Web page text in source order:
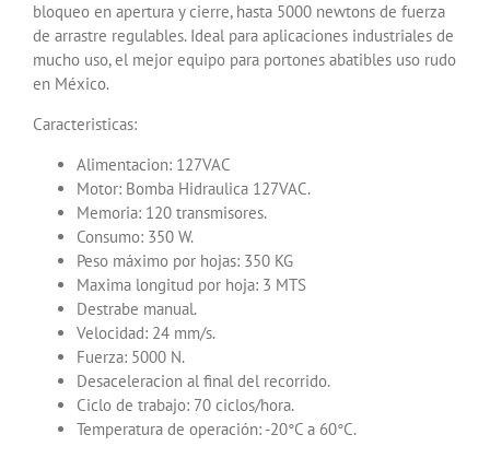
bloqueo en apertura y cierre, hasta 5000 newtons de fuerza
de arrastre regulables. Ideal para aplicaciones industriales de
mucho uso, el mejor equipo para portones abatibles uso rudo
en México.
Caracteristicas:
Alimentacion: 127VAC
Motor: Bomba Hidraulica 127VAC.
Memoria: 120 transmisores.
Consumo: 350 W.
Peso máximo por hojas: 350 KG
Maxima longitud por hoja: 3 MTS
Destrabe manual.
Velocidad: 24 mm/s.
Fuerza: 5000 N.
Desaceleracion al final del recorrido.
Ciclo de trabajo: 70 ciclos/hora.
Temperatura de operación: -20°C a 60°C.